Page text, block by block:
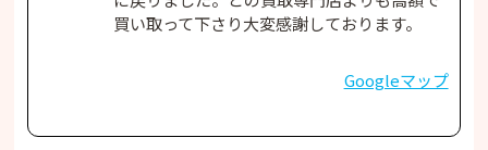
買い取って下さり大変感謝しております。
Googleマップ